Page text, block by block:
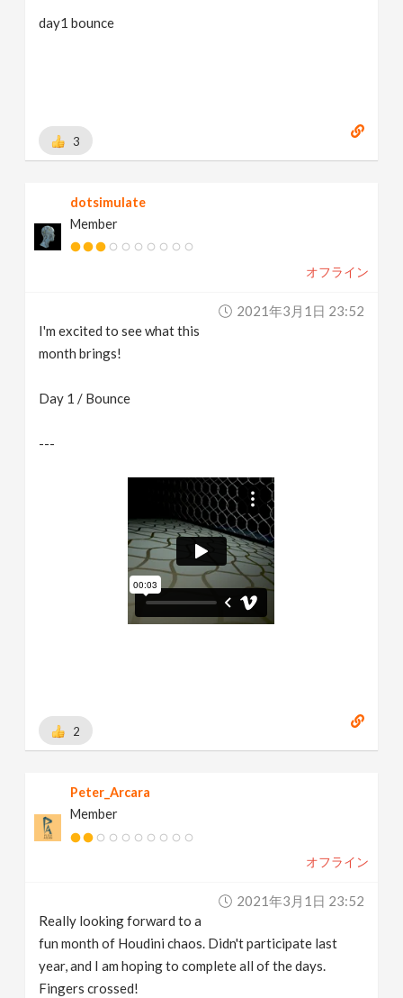
day1 bounce
3
dotsimulate
Member
オフライン
2021年3月1日 23:52
I'm excited to see what this
month brings!
Day 1 / Bounce
---
2
Peter_Arcara
Member
オフライン
2021年3月1日 23:52
Really looking forward to a
fun month of Houdini chaos. Didn't participate last
year, and I am hoping to complete all of the days.
Fingers crossed!